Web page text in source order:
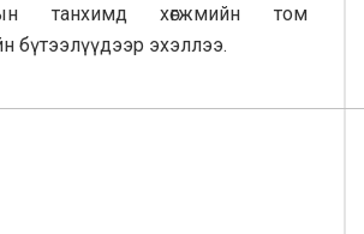
танхимд хөгжмийн том
бүтээлүүдээр эхэллээ.